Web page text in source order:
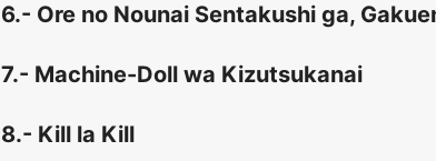
6.- Ore no Nounai Sentakushi ga,
7.- Machine-Doll wa Kizutsukanai
8.- Kill la Kill